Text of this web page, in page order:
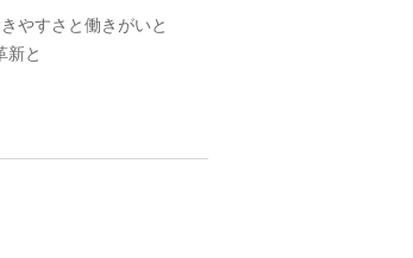
やすさと働きがいと
新と